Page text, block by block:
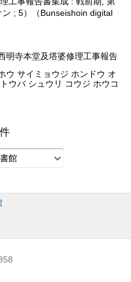
; 5）（Bunseishoin digital
明寺本堂及塔婆修理工事報告
ウ サイミョウジ ホンドウ オ
ウバ シュウリ コウジ ホウコ
件
館